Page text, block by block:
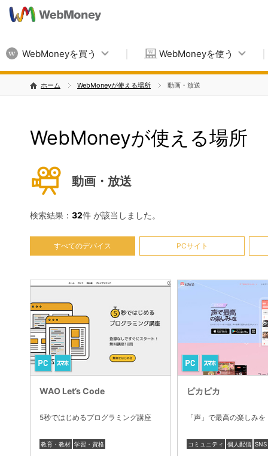
WebMoneyを買う WebMoneyを使う
ホーム WebMoneyが使える場所 動画・放送
WebMoneyが使える場所
動画・放送
検索結果： 32件 が該当しました。
すべてのデバイス PCサイト
WAO Let’s Code
5秒ではじめるプログラミング講座
教育・教材 学習・資格
ピカピカ
「声」で最高の楽しみを
コミュニティ 個人配信 SNS